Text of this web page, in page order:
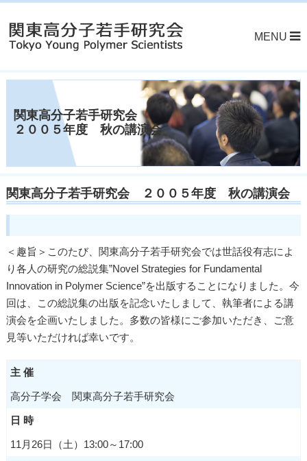
MENU
関東高分子若手研究会
２００５年度 秋の講演会
関東高分子若手研究会 ２００５年度 秋の講演会
＜趣旨＞このたび、関東高分子若手研究会では世話役有志によ
り各人の研究の総説集”Novel Strategies for Fundamental
Innovation in Polymer Science”を出版することになりました。今
回は、この総説集の出版を記念いたしまして、執筆者による講
演会を企画いたしました。多数の皆様にご参加いただき、ご意
見等いただければ幸いです。
主 催
高分子学会 関東高分子若手研究会
日 時
11月26日（土）13:00～17:00